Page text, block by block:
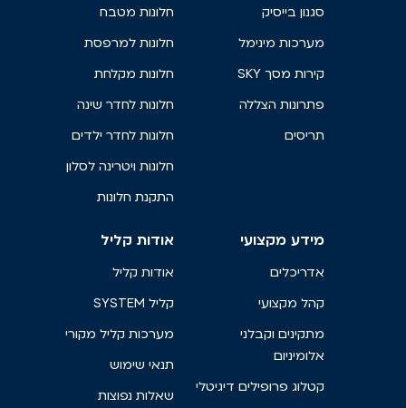
סגנון בייסיק
מערכות מינימל
קירות מסך SKY
פתרונות הצללה
תריסים
חלונות מטבח
חלונות למרפסת
חלונות מקלחת
חלונות לחדר שינה
חלונות לחדר ילדים
חלונות ויטרינה לסלון
התקנת חלונות
מידע מקצועי
אדריכלים
קהל מקצועי
מתקינים וקבלני
אלומיניום
קטלוג פרופילים דיגיטלי
אודות קליל
אודות קליל
קליל SYSTEM
מערכות קליל מקורי
תנאי שימוש
שאלות נפוצות